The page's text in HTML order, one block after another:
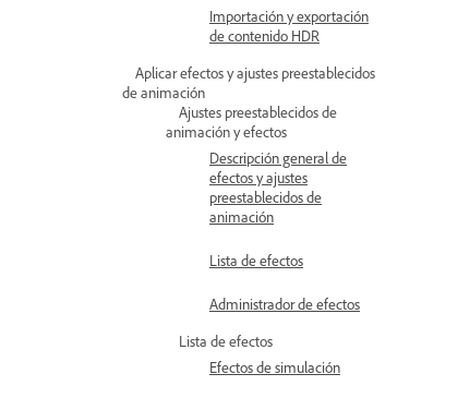
Importación y exportación
de contenido HDR
Aplicar efectos y ajustes preestablecidos
de animación
Ajustes preestablecidos de
animación y efectos
Descripción general de
efectos y ajustes
preestablecidos de
animación
Lista de efectos
Administrador de efectos
Lista de efectos
Efectos de simulación